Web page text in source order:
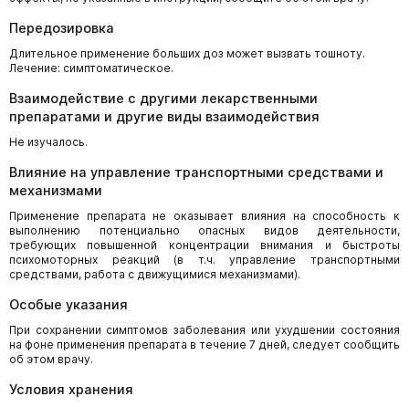
Передозировка
Длительное применение больших доз может вызвать тошноту.
Лечение: симптоматическое.
Взаимодействие с другими лекарственными
препаратами и другие виды взаимодействия
Не изучалось.
Влияние на управление транспортными средствами и
механизмами
Применение препарата не оказывает влияния на способность к
выполнению потенциально опасных видов деятельности,
требующих повышенной концентрации внимания и быстроты
психомоторных реакций (в т.ч. управление транспортными
средствами, работа с движущимися механизмами).
Особые указания
При сохранении симптомов заболевания или ухудшении состояния
на фоне применения препарата в течение 7 дней, следует сообщить
об этом врачу.
Условия хранения